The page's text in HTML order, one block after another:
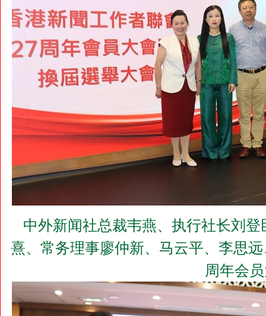
中外新闻社总裁韦燕、执行社长刘
熹、常务理事廖仲新、马云平、李思
周年会